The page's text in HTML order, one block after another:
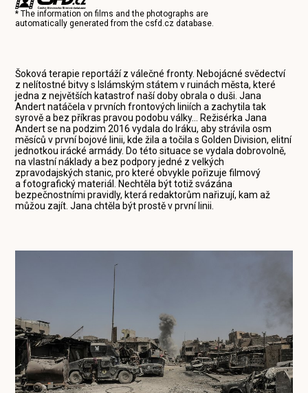
* The information on films and the photographs are
automatically generated from thecsfd.cz database.
Šoková terapie reportáží z válečné fronty. Nebojácné svědectví
z nelítostné bitvy s Islámským státem v ruinách města, které
jedna z největších katastrof naší doby obrala o duši. Jana
Andert natáčela v prvních frontových liniích a zachytila tak
syrově a bez příkras pravou podobu války... Režisérka Jana
Andert se na podzim 2016 vydala do Iráku, aby strávila osm
měsíců v první bojové linii, kde žila a točila s Golden Division, elitní
jednotkou irácké armády. Do této situace se vydala dobrovolně,
na vlastní náklady a bez podpory jedné z velkých
zpravodajských stanic, pro které obvykle pořizuje filmový
a fotografický materiál. Nechtěla být totiž svázána
bezpečnostními pravidly, která redaktorům nařizují, kam až
můžou zajít. Jana chtěla být prostě v první linii.